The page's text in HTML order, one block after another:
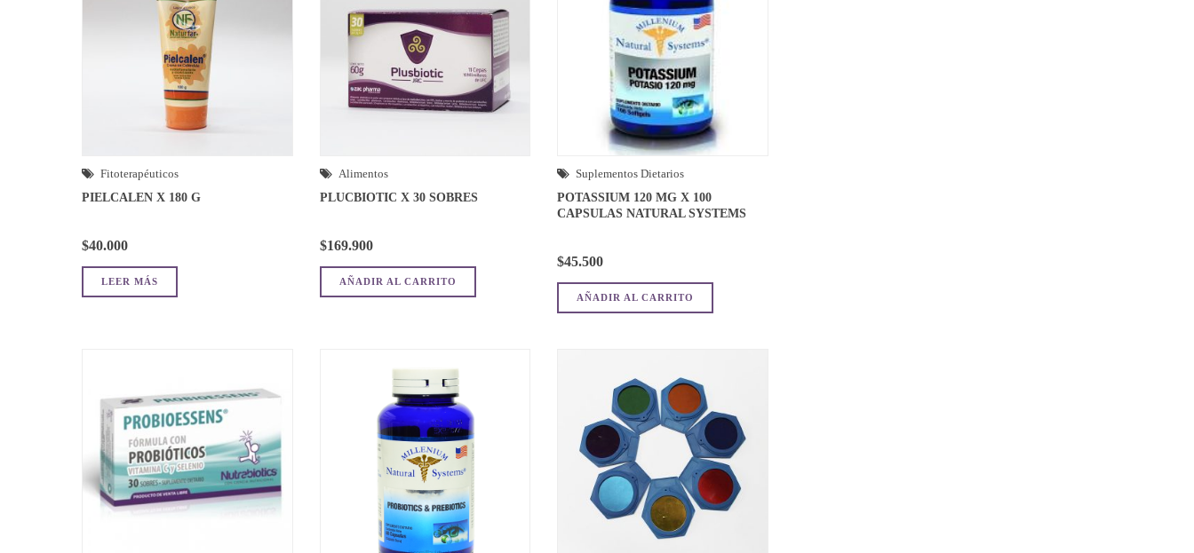
Fitoterapéuticos
PIELCALEN X 180 G
$40.000
LEER MÁS
Alimentos
PLUCBIOTIC X 30 SOBRES
$169.900
AÑADIR AL CARRITO
Suplementos Dietarios
POTASSIUM 120 MG X 100
CAPSULAS NATURAL SYSTEMS
$45.500
AÑADIR AL CARRITO